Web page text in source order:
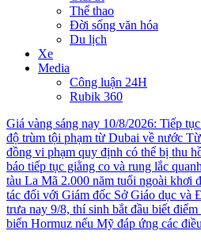
Thể thao
Đời sống văn hóa
Du lịch
Xe
Media
Công luận 24H
Rubik 360
Giá vàng sáng nay 10/8/2026: Tiếp
độ trùm tội phạm từ Dubai về nước
đồng vi phạm quy định có thể bị thu
báo tiếp tục giằng co và rung lắc
tàu La Mã 2.000 năm tuổi ngoài khơi
tác đối với Giám đốc Sở Giáo dục và
trưa nay 9/8, thí sinh bắt đầu biết
biển Hormuz nếu Mỹ đáp ứng các